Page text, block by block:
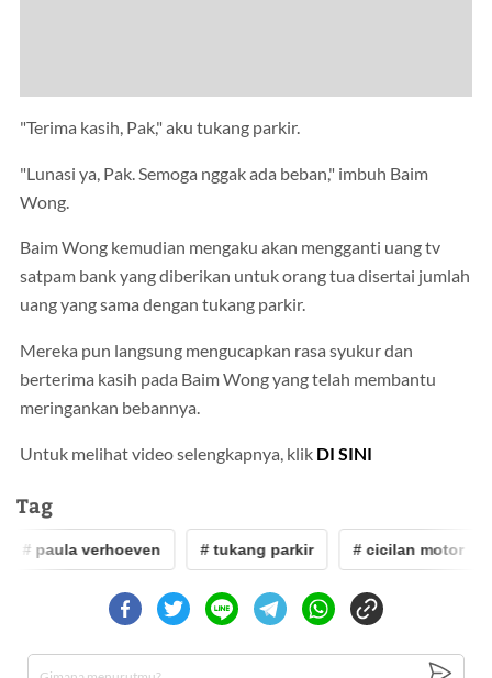
"Terima kasih, Pak," aku tukang parkir.
"Lunasi ya, Pak. Semoga nggak ada beban," imbuh Baim
Wong.
Baim Wong kemudian mengaku akan mengganti uang tv
satpam bank yang diberikan untuk orang tua disertai jumlah
uang yang sama dengan tukang parkir.
Mereka pun langsung mengucapkan rasa syukur dan
berterima kasih pada Baim Wong yang telah membantu
meringankan bebannya.
Untuk melihat video selengkapnya, klik DI SINI
Tag
# paula verhoeven # tukang parkir # cicilan motor